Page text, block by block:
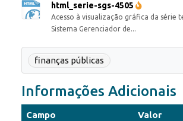
html_serie-sgs-4505
Acesso à visualização gráfica da série
Sistema Gerenciador de...
finanças públicas
Informações Adicionais
Campo Valor